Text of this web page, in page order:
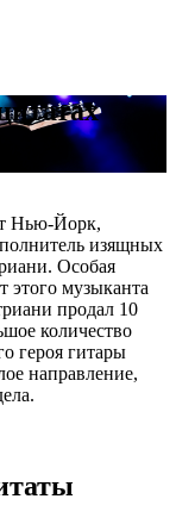
Нью-Йорк,
изящных
Особая
этого музыканта
продал 10
количество
героя гитары
направление,